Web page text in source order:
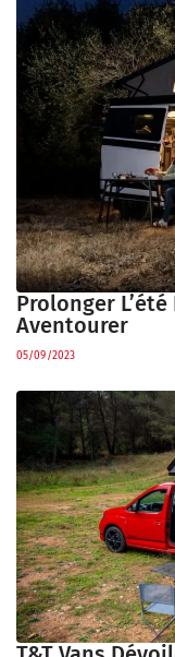
Prolonger L’été
Aventourer
05/09/2023